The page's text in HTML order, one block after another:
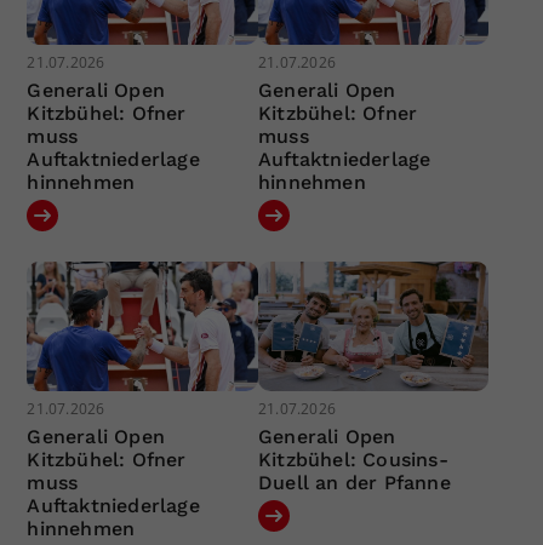
21.07.2026
Generali Open
Kitzbühel: Ofner
muss
Auftaktniederlage
hinnehmen
21.07.2026
Generali Open
Kitzbühel: Ofner
muss
Auftaktniederlage
hinnehmen
21.07.2026
Generali Open
Kitzbühel: Ofner
muss
Auftaktniederlage
hinnehmen
21.07.2026
Generali Open
Kitzbühel: Cousins-
Duell an der Pfanne